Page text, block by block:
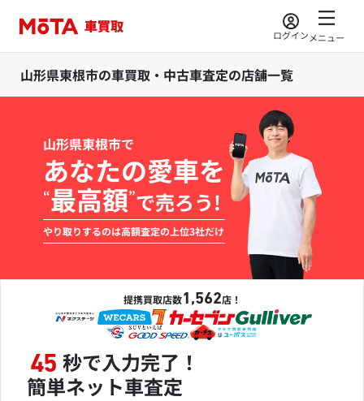
ログインメニュー
山形県東根市の車買取・中古車査定の店舗一覧
山形県東根市で
あなたの愛車を
“最高額”で売ろう!
やり取りするのは高額査定の上位3社だけ
提携買取店数1,562店！
45 秒で入力完了！
簡単ネット車査定